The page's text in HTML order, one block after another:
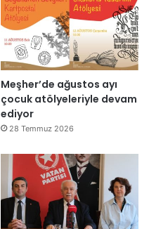
Meşher’de ağustos ayı
çocuk atölyeleriyle devam
ediyor
28 Temmuz 2026